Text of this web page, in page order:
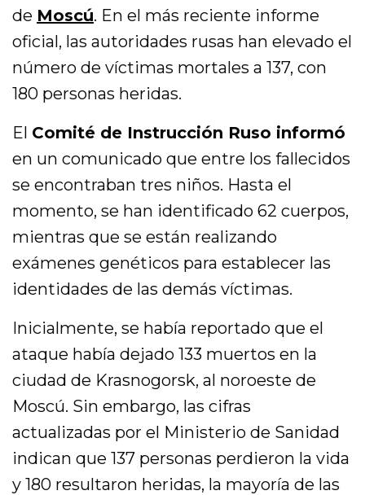
de Moscú. En el más reciente informe
oficial, las autoridades rusas han elevado el
número de víctimas mortales a 137, con
180 personas heridas.
El Comité de Instrucción Ruso informó
en un comunicado que entre los fallecidos
se encontraban tres niños. Hasta el
momento, se han identificado 62 cuerpos,
mientras que se están realizando
exámenes genéticos para establecer las
identidades de las demás víctimas.
Inicialmente, se había reportado que el
ataque había dejado 133 muertos en la
ciudad de Krasnogorsk, al noroeste de
Moscú. Sin embargo, las cifras
actualizadas por el Ministerio de Sanidad
indican que 137 personas perdieron la vida
y 180 resultaron heridas, la mayoría de las